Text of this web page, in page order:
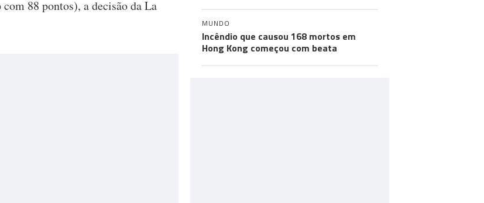
88 pontos), a decisão da La
MUNDO
Incêndio que causou 168 mortos em
Hong Kong começou com beata